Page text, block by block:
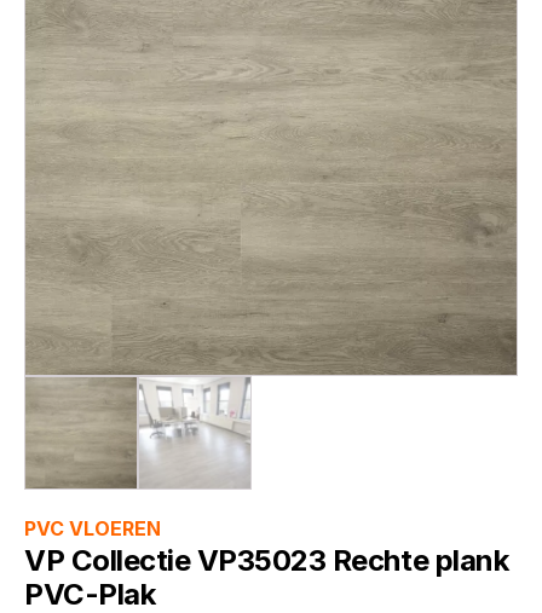
PVC VLOEREN
VP Collectie VP35023 Rechte plank
PVC-Plak